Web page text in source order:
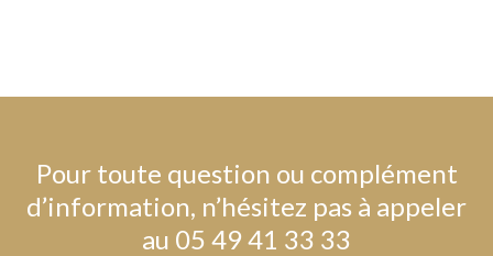
Pour toute question ou complément
d’information, n’hésitez pas à appeler
au 05 49 41 33 33